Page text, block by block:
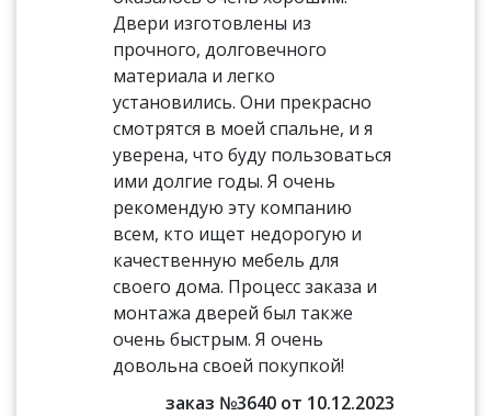
Двери изготовлены из
прочного, долговечного
материала и легко
установились. Они прекрасно
смотрятся в моей спальне, и я
уверена, что буду пользоваться
ими долгие годы. Я очень
рекомендую эту компанию
всем, кто ищет недорогую и
качественную мебель для
своего дома. Процесс заказа и
монтажа дверей был также
очень быстрым. Я очень
довольна своей покупкой!
заказ №3640 от 10.12.2023